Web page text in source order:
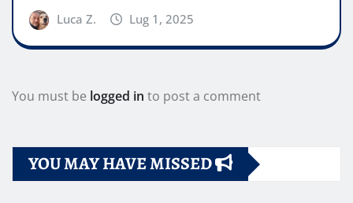
Luca Z. Lug 1, 2025
You must be logged in to post a comment
YOU MAY HAVE MISSED